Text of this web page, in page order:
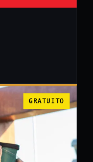
GRATUITO